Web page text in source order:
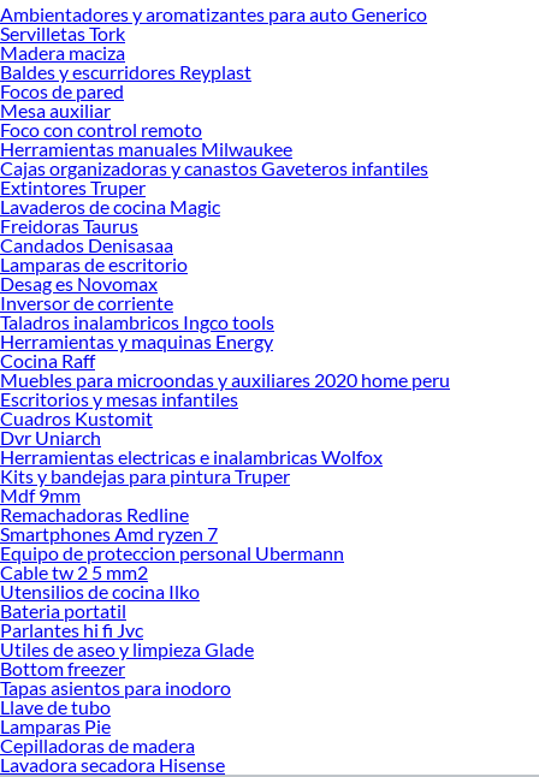
proyectos en las mejores marcas de calidad y con garantía.
Precios de Baño en Sodimac Perú
Si buscar ahorrar, estás en la tienda correcta porque en Sodimac tenemos
nuestra política de precios bajos garantizados en Baño, así que no dudes más y
compra online este producto con sus complementos para que termines tu
proyecto al 100% a un costo económico. Además, elige entre las opciones de
delivery o recojo en tienda.
Las mejores marcas de Baño
Sabemos que la calidad, confianza y seguridad son factores importantes al
momento de decidir qué modelo comprar, por ello contamos con una amplia
oferta de marcas prestigiosas y reconocidas en Baño. De esta manera, inviertes
en durabilidad, rendimiento, excelencia y satisfacción garantizada.
Ambientadores y aromatizantes para auto Generico
Servilletas Tork
Madera maciza
Baldes y escurridores Reyplast
Focos de pared
Mesa auxiliar
Foco con control remoto
Herramientas manuales Milwaukee
Cajas organizadoras y canastos Gaveteros infantiles
Extintores Truper
Lavaderos de cocina Magic
Freidoras Taurus
Candados Denisasaa
Lamparas de escritorio
Desag es Novomax
Inversor de corriente
Taladros inalambricos Ingco tools
Herramientas y maquinas Energy
Cocina Raff
Muebles para microondas y auxiliares 2020 home peru
Escritorios y mesas infantiles
Cuadros Kustomit
Dvr Uniarch
Herramientas electricas e inalambricas Wolfox
Kits y bandejas para pintura Truper
Mdf 9mm
Remachadoras Redline
Smartphones Amd ryzen 7
Equipo de proteccion personal Ubermann
Cable tw 2 5 mm2
Utensilios de cocina Ilko
Bateria portatil
Parlantes hi fi Jvc
Utiles de aseo y limpieza Glade
Bottom freezer
Tapas asientos para inodoro
Llave de tubo
Lamparas Pie
Cepilladoras de madera
Lavadora secadora Hisense